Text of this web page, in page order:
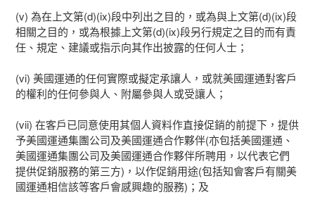
(v) 為在上文第(d)(ix)段中列出之目的，或為與上文第(d)(ix)段
相關之目的，或為根據上文第(d)(ix)段另行規定之目的而有責
任、規定、建議或指示向其作出披露的任何人士；
(vi) 美國運通的任何實際或擬定承讓人，或就美國運通對客戶
的權利的任何參與人、附屬參與人或受讓人；
(vii) 在客戶已同意使用其個人資料作直接促銷的前提下，提供
予美國運通集團公司及美國運通合作夥伴(亦包括美國運通、
美國運通集團公司及美國運通合作夥伴所聘用，以代表它們
提供促銷服務的第三方)，以作促銷用途(包括知會客戶有關美
國運通相信該等客戶會感興趣的服務)；及